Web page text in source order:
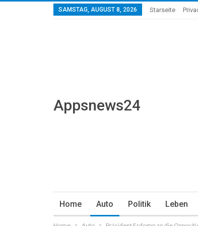
SAMSTAG, AUGUST 8, 2026 Starseite
Appsnews24
Home Auto Politik Leben